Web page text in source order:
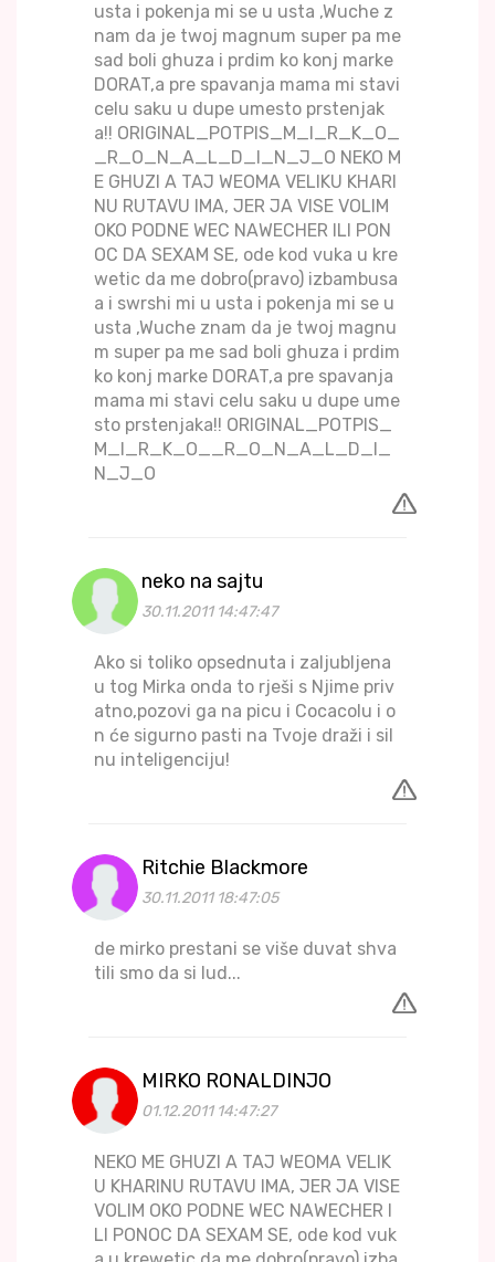
usta i pokenja mi se u usta ,Wuche z
nam da je twoj magnum super pa me
sad boli ghuza i prdim ko konj marke
DORAT,a pre spavanja mama mi stavi
celu saku u dupe umesto prstenjak
a!! ORIGINAL_POTPIS_M_I_R_K_O_
_R_O_N_A_L_D_I_N_J_O NEKO M
E GHUZI A TAJ WEOMA VELIKU KHARI
NU RUTAVU IMA, JER JA VISE VOLIM
OKO PODNE WEC NAWECHER ILI PON
OC DA SEXAM SE, ode kod vuka u kre
wetic da me dobro(pravo) izbambusa
a i swrshi mi u usta i pokenja mi se u
usta ,Wuche znam da je twoj magnu
m super pa me sad boli ghuza i prdim
ko konj marke DORAT,a pre spavanja
mama mi stavi celu saku u dupe ume
sto prstenjaka!! ORIGINAL_POTPIS_
M_I_R_K_O__R_O_N_A_L_D_I_
N_J_O
neko na sajtu
30.11.2011 14:47:47
Ako si toliko opsednuta i zaljubljena
u tog Mirka onda to rješi s Njime priv
atno,pozovi ga na picu i Cocacolu i o
n će sigurno pasti na Tvoje draži i sil
nu inteligenciju!
Ritchie Blackmore
30.11.2011 18:47:05
de mirko prestani se više duvat shva
tili smo da si lud...
MIRKO RONALDINJO
01.12.2011 14:47:27
NEKO ME GHUZI A TAJ WEOMA VELIK
U KHARINU RUTAVU IMA, JER JA VISE
VOLIM OKO PODNE WEC NAWECHER I
LI PONOC DA SEXAM SE, ode kod vuk